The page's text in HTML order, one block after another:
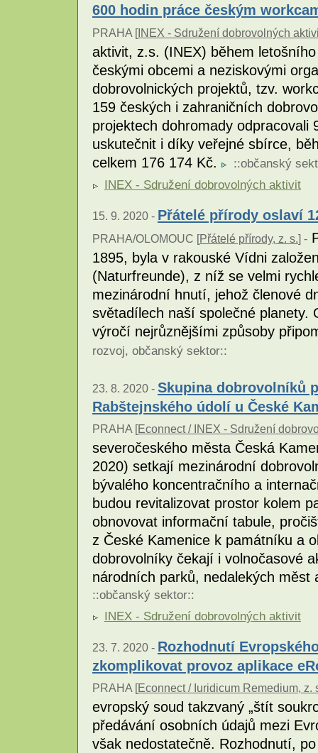
600 hodin práce českým
PRAHA [INEX - Sdružení dobrovolných
aktivit, z.s. (INEX) během
českými obcemi a neziskovými
dobrovolnických projektů, tzv.
159 českých i zahraničních
projektech dohromady odpracovali
uskutečnit i díky veřejné sbírce,
celkem 176 174 Kč.
::občanský
INEX - Sdružení dobrovolných aktivit
15. 9. 2020 - Přátelé přírody oslaví
PRAHA/OLOMOUC [Přátelé přírody, z. s.] -
1895, byla v rakouské Vídni
(Naturfreunde), z níž se velmi
mezinárodní hnutí, jehož členové
světadílech naší společné
výročí nejrůznějšími způsoby
rozvoj, občanský sektor::
23. 8. 2020 - Skupina dobrovolníků
Rabštejnského údolí u České
PRAHA [Econnect / INEX - Sdružení
severočeského města Česká
2020) setkají mezinárodní
bývalého koncentračního a
budou revitalizovat prostor kolem
obnovovat informační tabule,
z České Kamenice k památníku a
dobrovolníky čekají i volnočasové
národních parků, nedalekých
::občanský sektor::
INEX - Sdružení dobrovolných aktivit
23. 7. 2020 - Rozhodnutí
zkomplikovat provoz aplikace
PRAHA [Econnect / Iuridicum Remedium, z.
evropský soud takzvaný „štít
předávání osobních údajů mezi
však nedostatečně. Rozhodnutí,